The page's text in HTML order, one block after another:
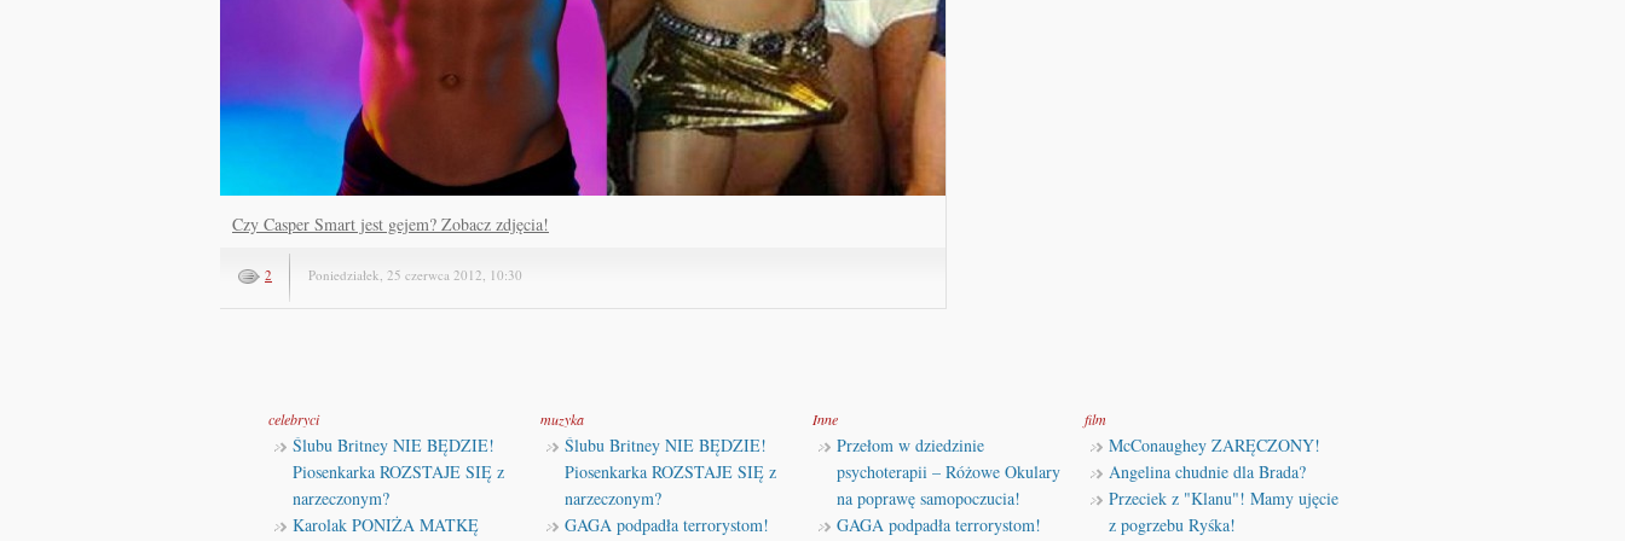
Czy Casper Smart jest gejem? Zobacz zdjęcia!
2 Poniedziałek, 25 czerwca 2012, 10:30
celebryci
Ślubu Britney NIE BĘDZIE!
Piosenkarka ROZSTAJE SIĘ z
narzeczonym?
Karolak PONIŻA MATKĘ
muzyka
Ślubu Britney NIE BĘDZIE!
Piosenkarka ROZSTAJE SIĘ z
narzeczonym?
GAGA podpadła terrorystom!
Inne
Przełom w dziedzinie
psychoterapii – Różowe Okulary
na poprawę samopoczucia!
GAGA podpadła terrorystom!
film
McConaughey ZARĘCZONY!
Angelina chudnie dla Brada?
Przeciek z "Klanu"! Mamy ujęcie
z pogrzebu Ryśka!